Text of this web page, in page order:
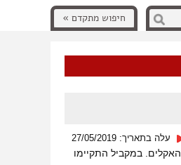
חיפוש מתקדם »
עלה בתאריך: 27/05/2019
לעצור את משבר האקלים. במקביל התקיימו